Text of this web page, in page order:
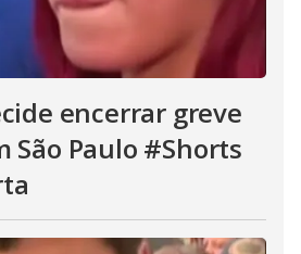
encerrar greve
São Paulo #Shorts